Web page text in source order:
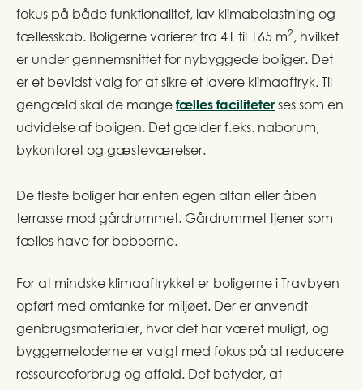
fokus på både funktionalitet, lav klimabelastning og
fællesskab. Boligerne varierer fra 41 til 165 m2, hvilket
er under gennemsnittet for nybyggede boliger. Det
er et bevidst valg for at sikre et lavere klimaaftryk. Til
gengæld skal de mange fælles faciliteter ses som en
udvidelse af boligen. Det gælder f.eks. naborum,
bykontoret og gæsteværelser.
De fleste boliger har enten egen altan eller åben
terrasse mod gårdrummet. Gårdrummet tjener som
fælles have for beboerne.
For at mindske klimaaftrykket er boligerne i Travbyen
opført med omtanke for miljøet. Der er anvendt
genbrugsmaterialer, hvor det har været muligt, og
byggemetoderne er valgt med fokus på at reducere
ressourceforbrug og affald. Det betyder, at